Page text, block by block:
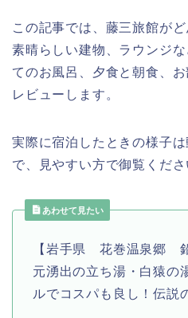
この記事では、藤三旅館が
素晴らしい建物、ラウンジ
てのお風呂、夕食と朝食、
レビューします。
実際に宿泊したときの様子
で、見やすい方で御覧くださ
あわせて見たい
【岩手県 花巻温泉郷
元湧出の立ち湯・白猿の
ルでコスパも良し！伝説